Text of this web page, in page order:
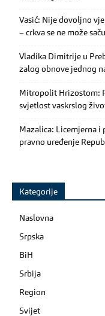
Vasić: Nije dovoljno
– crkva se ne može
Vladika Dimitrije u
zalog obnove jednog
Mitropolit Hrizostom:
svjetlost vaskrslog
Mazalica: Licemjerna i
pravno uređenje
Kategorije
Naslovna
Srpska
BiH
Srbija
Region
Svijet